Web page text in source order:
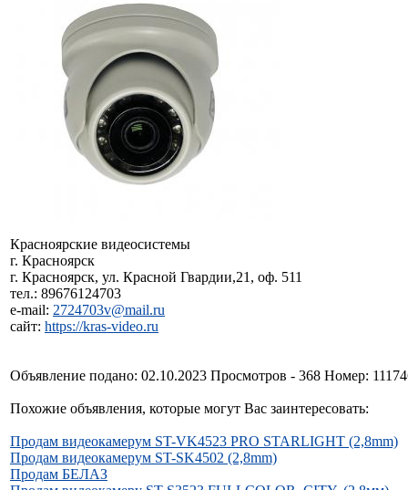
Красноярские видеосистемы
г. Красноярск
г. Красноярск, ул. Красной Гвардии,21, оф. 511
тел.: 89676124703
e-mail: 2724703v@mail.ru
сайт: https://kras-video.ru
Объявление подано: 02.10.2023 Просмотров - 368 Номер:
Похожие объявления, которые могут Вас заинтересовать:
Продам видеокамерум ST-VK4523 PRO STARLIGHT (2,8mm)
Продам видеокамерум ST-SK4502 (2,8mm)
Продам БЕЛАЗ